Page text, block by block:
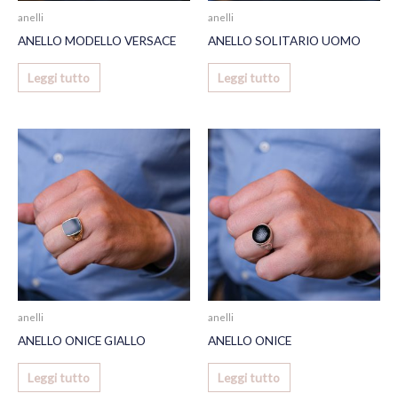
anelli
ANELLO MODELLO VERSACE
Leggi tutto
anelli
ANELLO SOLITARIO UOMO
Leggi tutto
anelli
ANELLO ONICE GIALLO
Leggi tutto
anelli
ANELLO ONICE
Leggi tutto